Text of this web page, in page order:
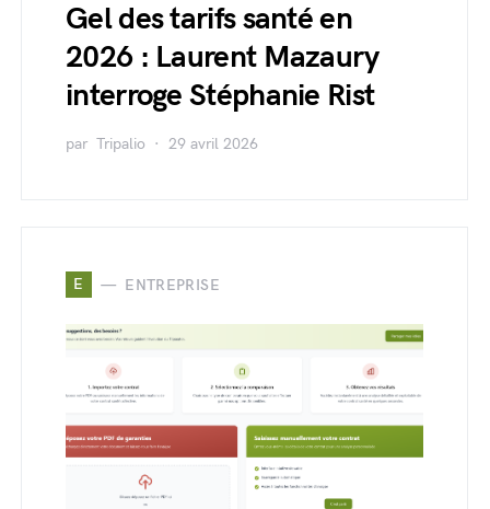
Gel des tarifs santé en
2026 : Laurent Mazaury
interroge Stéphanie Rist
par Tripalio 29 avril 2026
E ENTREPRISE